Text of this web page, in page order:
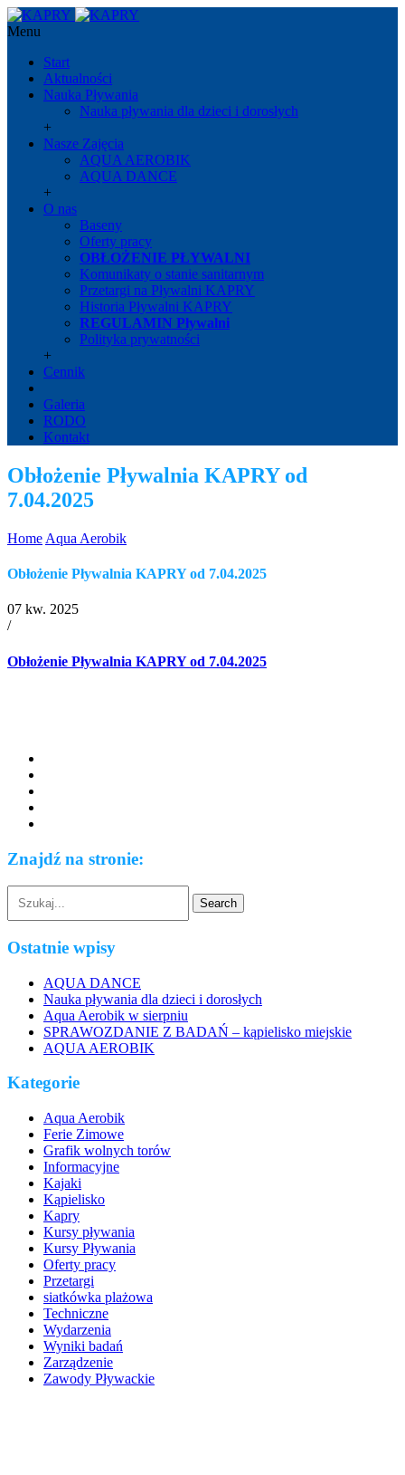
Menu
Start
Aktualności
Nauka Pływania
Nauka pływania dla dzieci i dorosłych
+
Nasze Zajęcia
AQUA AEROBIK
AQUA DANCE
+
O nas
Baseny
Oferty pracy
OBŁOŻENIE PŁYWALNI
Komunikaty o stanie sanitarnym
Przetargi na Pływalni KAPRY
Historia Pływalni KAPRY
REGULAMIN Pływalni
Polityka prywatności
+
Cennik
Galeria
RODO
Kontakt
Obłożenie Pływalnia KAPRY od
7.04.2025
Home Aqua Aerobik
Obłożenie Pływalnia KAPRY od 7.04.2025
07 kw. 2025
/
Obłożenie Pływalnia KAPRY od 7.04.2025
Znajdź na stronie:
Ostatnie wpisy
AQUA DANCE
Nauka pływania dla dzieci i dorosłych
Aqua Aerobik w sierpniu
SPRAWOZDANIE Z BADAŃ – kąpielisko miejskie
AQUA AEROBIK
Kategorie
Aqua Aerobik
Ferie Zimowe
Grafik wolnych torów
Informacyjne
Kajaki
Kąpielisko
Kapry
Kursy pływania
Kursy Pływania
Oferty pracy
Przetargi
siatkówka plażowa
Techniczne
Wydarzenia
Wyniki badań
Zarządzenie
Zawody Pływackie